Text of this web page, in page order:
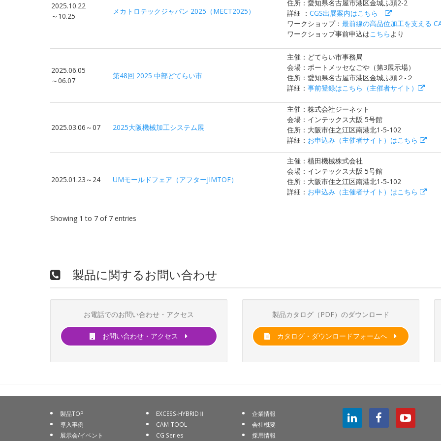
2025.10.22
～10.25
メカトロテックジャパン 2025（MECT2025）
住所：愛知県名古屋市港区金城ふ頭2-2
詳細 ： CGS出展案内はこちら
ワークショップ： 最前線の高品位加工を支える
ワークショップ事前申込はこちらより
2025.06.05
～06.07
第48回 2025 中部どてらい市
主催：どてらい市事務局
会場：ポートメッセなごや（第3展示場）
住所：愛知県名古屋市港区金城ふ頭２-２
詳細： 事前登録はこちら（主催者サイト）
2025.03.06～07 2025大阪機械加工システム展
主催：株式会社ジーネット
会場：インテックス大阪 5号館
住所：大阪市住之江区南港北1-5-102
詳細： お申込み（主催者サイト）はこちら
2025.01.23～24 UMモールドフェア（アフターJIMTOF）
主催：植田機械株式会社
会場：インテックス大阪 5号館
住所：大阪市住之江区南港北1-5-102
詳細： お申込み（主催者サイト）はこちら
Showing 1 to 7 of 7 entries
製品に関するお問い合わせ
お電話でのお問い合わせ・アクセス
お問い合わせ・アクセス
製品カタログ（PDF）のダウンロード
カタログ・ダウンロードフォームへ
製品TOP
導入事例
展示会/イベント
EXCESS-HYBRIDⅡ
CAM-TOOL
CG Series
企業情報
会社概要
採用情報